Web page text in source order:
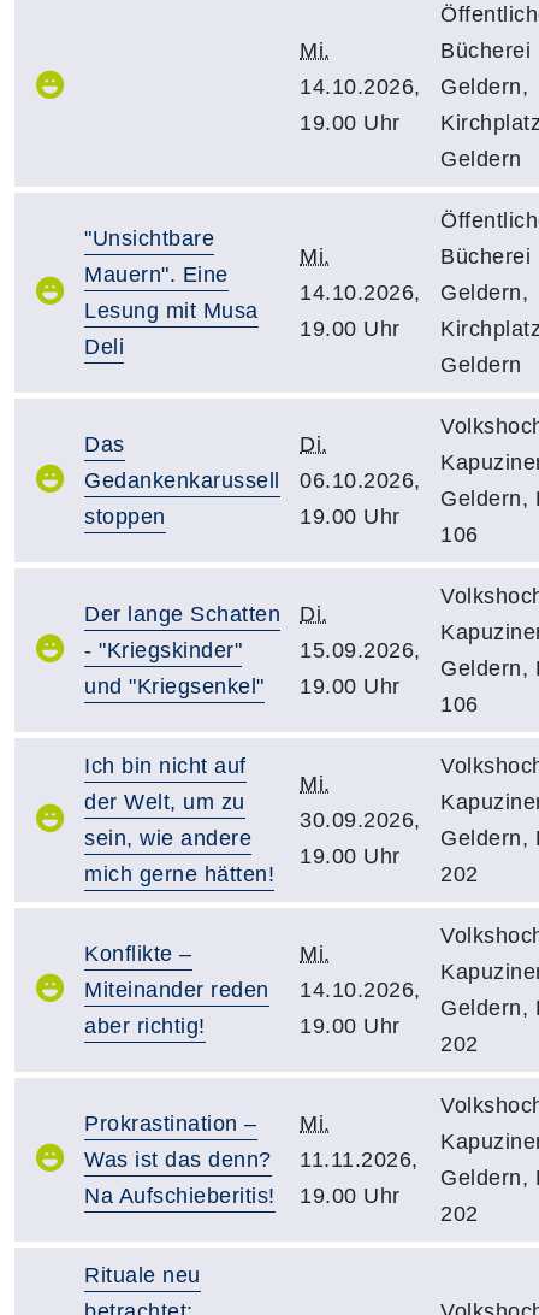
Mi.
14.10.2026,
19.00 Uhr
Bücherei
Geldern,
Geldern
"Unsichtbare
Mauern". Eine
Lesung mit Musa
Deli
Mi.
14.10.2026,
19.00 Uhr
Bücherei
Geldern,
Geldern
Das
Gedankenkarussell
stoppen
Di.
06.10.2026,
19.00 Uhr
Geldern,
106
Der lange Schatten
- "Kriegskinder"
und "Kriegsenkel"
Di.
15.09.2026,
19.00 Uhr
Geldern,
106
Ich bin nicht auf
der Welt, um zu
sein, wie andere
mich gerne hätten!
Mi.
30.09.2026,
19.00 Uhr
Geldern,
202
Konflikte –
Miteinander reden
aber richtig!
Mi.
14.10.2026,
19.00 Uhr
Geldern,
202
Prokrastination –
Was ist das denn?
Na Aufschieberitis!
Mi.
11.11.2026,
19.00 Uhr
Geldern,
202
Rituale neu